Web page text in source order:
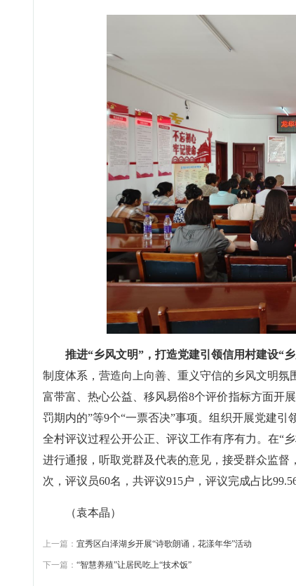
推进“乡风文明”，打造党建引领信用村建设“乡
制度体系，营造向上向善、重义守信的乡风文明
富带富、热心公益、移风易俗8个评价指标方面开
罚期内的”等9个“一票否决”事项。组织开展党建
全村评议过程公开公正、评议工作有序有力。在“
进行通报，听取党群及代表的意见，接受群众监
次，评议员60名，共评议915户，评议完成占比
（袁本晶）
上一篇： 宜秀区白泽湖乡开展“诗歌朗诵，花漾年华”活动
下一篇： “智慧养殖”让居民吃上“技术饭”